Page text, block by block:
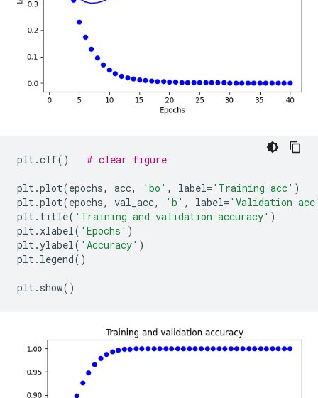
plt.clf() # clear figure
plt.plot(epochs, acc, 'bo' , label= 'Training acc' )
plt.plot(epochs, val_acc, 'b' , label= 'Validation
plt. title( 'Training and validation accuracy' )
plt. xlabel( 'Epochs' )
plt.ylabel( 'Accuracy' )
plt. legend()
plt. show()